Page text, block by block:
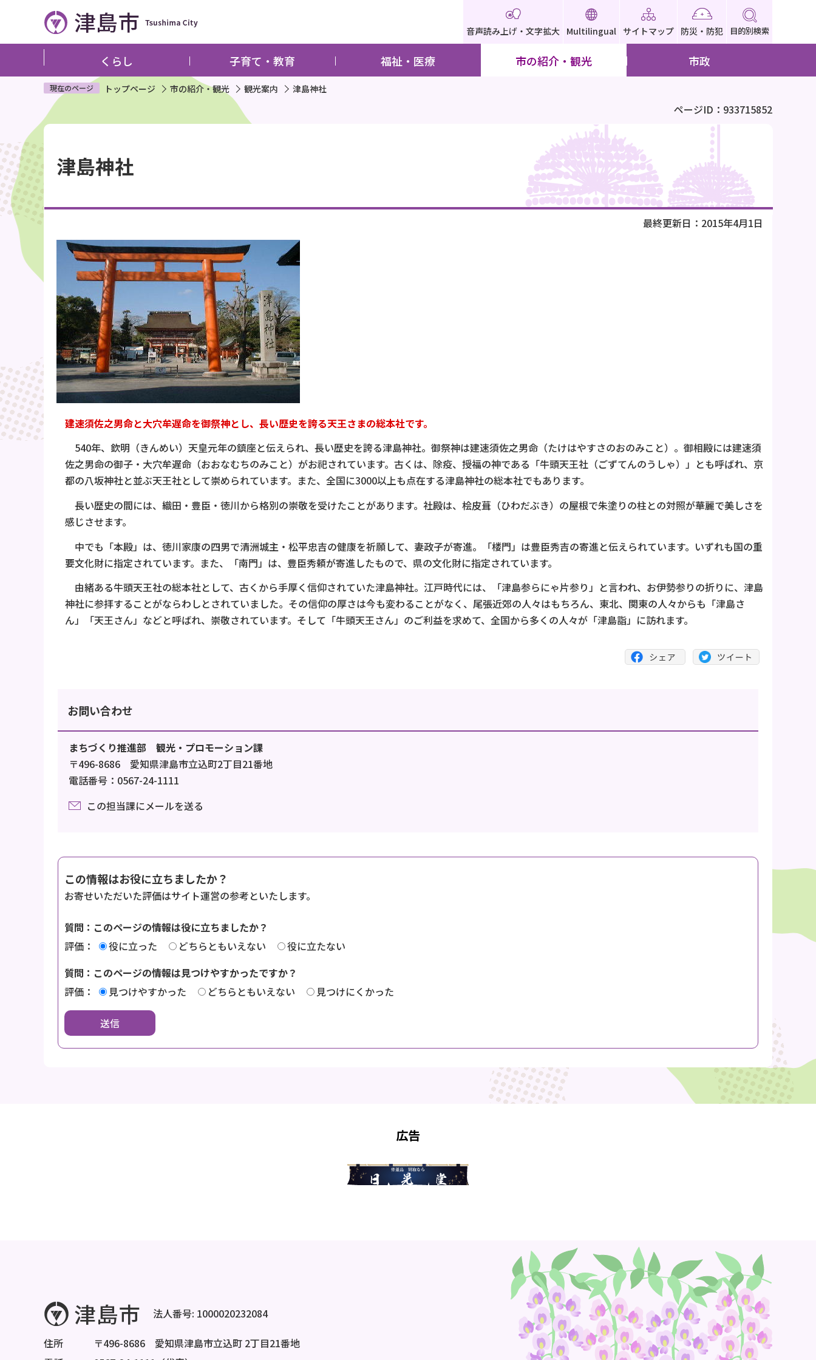
ペ
ジ
す
音声読み上げ・文字拡大 Multilingual サイトマップ 防災・防犯 目的別検索
くらし 子育て・教育 福祉・医療 市の紹介・観光 市政
現在のページ トップページ 市の紹介・観光 観光案内 津島神社
ページID：933715852
文
こ
こ
か
ら
津島神社
最終更新日：2015年4月1日
建速須佐之男命と大穴牟遅命を御祭神とし、長い歴史を誇る天王さまの総本社です。
540年、欽明（きんめい）天皇元年の鎮座と伝えられ、長い歴史を誇る津島神社。御祭神は建速須佐之男命（たけはやすさのおのみこと）。御相殿には建速須
佐之男命の御子・大穴牟遅命（おおなむちのみこと）がお祀されています。古くは、除疫、授福の神である「牛頭天王社（ごずてんのうしゃ）」とも呼ばれ、京
都の八坂神社と並ぶ天王社として崇められています。また、全国に3000以上も点在する津島神社の総本社でもあります。
長い歴史の間には、織田・豊臣・徳川から格別の崇敬を受けたことがあります。社殿は、桧皮葺（ひわだぶき）の屋根で朱塗りの柱との対照が華麗で美しさを
感じさせます。
中でも「本殿」は、徳川家康の四男で清洲城主・松平忠吉の健康を祈願して、妻政子が寄進。「楼門」は豊臣秀吉の寄進と伝えられています。いずれも国の重
要文化財に指定されています。また、「南門」は、豊臣秀頼が寄進したもので、県の文化財に指定されています。
由緒ある牛頭天王社の総本社として、古くから手厚く信仰されていた津島神社。江戸時代には、「津島参らにゃ片参り」と言われ、お伊勢参りの折りに、津島
神社に参拝することがならわしとされていました。その信仰の厚さは今も変わることがなく、尾張近郊の人々はもちろん、東北、関東の人々からも「津島さ
ん」「天王さん」などと呼ばれ、崇敬されています。そして「牛頭天王さん」のご利益を求めて、全国から多くの人々が「津島詣」に訪れます。
お問い合わせ
まちづくり推進部 観光・プロモーション課
〒496-8686 愛知県津島市立込町2丁目21番地
電話番号：0567-24-1111
この担当課にメールを送る
この情報はお役に立ちましたか？
お寄せいただいた評価はサイト運営の参考といたします。
質問：このページの情報は役に立ちましたか？
評価：
役に立った どちらともいえない
役に立たない
質問：このページの情報は見つけやすかったですか？
評価：
見つけやすかった どちらともいえない 見つけにくかった
広告
法人番号: 1000020232084
住所
〒496-8686 愛知県津島市立込町 2丁目21番地